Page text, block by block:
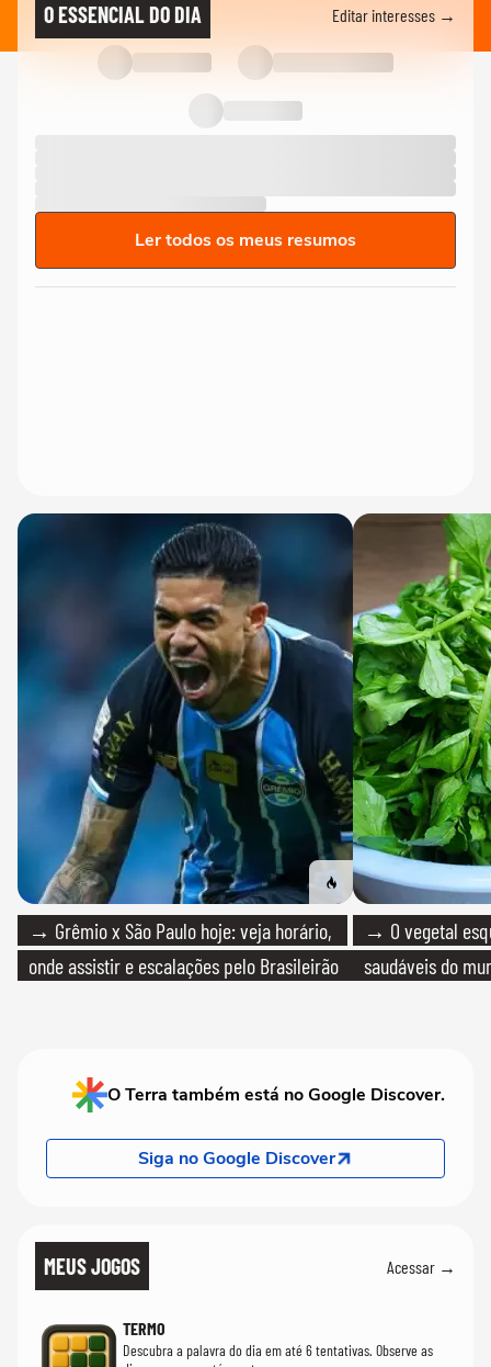
O ESSENCIAL DO DIA Editar interesses →
Ler todos os meus resumos
→ Grêmio x São Paulo hoje: veja horário,
onde assistir e escalações pelo Brasileirão
→ O vegetal
saudáveis do
O Terra também está no Google Discover.
Siga no Google Discover
MEUS JOGOS Acessar →
TERMO
Descubra a palavra do dia em até 6 tentativas. Observe as